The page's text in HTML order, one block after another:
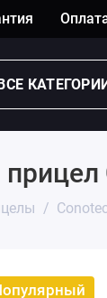
ВСЕ КАТЕГОРИИ